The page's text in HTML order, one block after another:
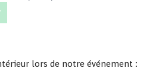
lors de notre événement :